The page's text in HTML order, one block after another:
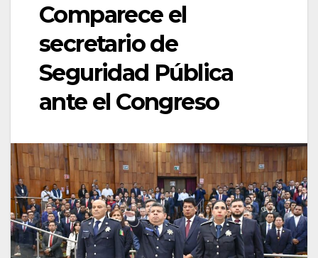
Comparece el
secretario de
Seguridad Pública
ante el Congreso